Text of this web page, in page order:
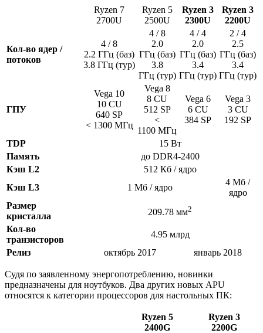
Ryzen 7
2700U
Ryzen 5
2500U
Ryzen 3
2300U
Ryzen 3
2200U
Кол-во ядер /
потоков
4 / 8
2.2 ГГц (баз)
3.8 ГГц (тур)
4 / 8
2.0
ГГц (баз)
3.8
ГГц (тур)
4 / 4
2.0
ГГц (баз)
3.4
ГГц (тур)
2 / 4
2.5
ГГц (баз)
3.4
ГГц (тур)
ГПУ
Vega 10
10 CU
640 SP
< 1300 МГц
Vega 8
8 CU
512 SP
<
1100 МГц
Vega 6
6 CU
384 SP
Vega 3
3 CU
192 SP
TDP
15 Вт
Память
до DDR4-2400
Кэш L2
512 Кб / ядро
Кэш L3
1 Мб / ядро
4 Мб /
ядро
Размер
кристалла
209.78 мм2
Кол-во
транзисторов
4.95 млрд
Релиз
октябрь 2017 январь 2018
Судя по заявленному энергопотреблению, новинки
предназначены для ноутбуков. Два других новых APU
относятся к категории процессоров для настольных ПК:
Ryzen 5
2400G
Ryzen 3
2200G